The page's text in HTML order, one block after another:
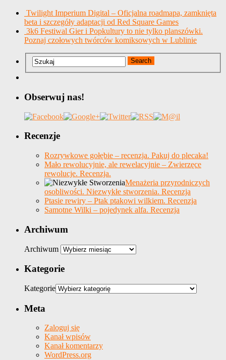
Twilight Imperium Digital – Oficjalna roadmapa, zamknięta
beta i szczegóły adaptacji od Red Square Games
3k6 Festiwal Gier i Popkultury to nie tylko planszówki.
Poznaj czołowych twórców komiksowych w Lublinie
Obserwuj nas!
Recenzje
Rozrywkowe gołębie – recenzja. Pakuj do plecaka!
Mało rewolucyjnie, ale rewelacyjnie – Zwierzęce
rewolucje. Recenzja.
Menażeria przyrodniczych
osobliwości. Niezwykłe stworzenia. Recenzja
Ptasie rewiry – Ptak ptakowi wilkiem. Recenzja
Samotne Wilki – pojedynek alfa. Recenzja
Archiwum
Archiwum
Kategorie
Kategorie
Meta
Zaloguj się
Kanał wpisów
Kanał komentarzy
WordPress.org